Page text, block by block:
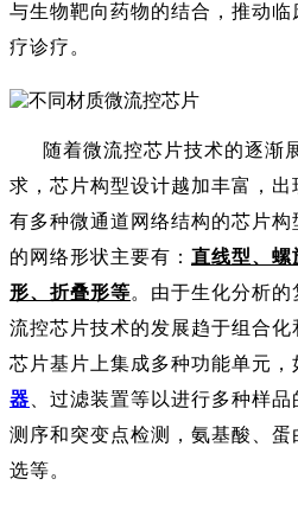
与生物靶向药物的结合，推动
疗诊疗。
随着微流控芯片技术的逐渐
求，芯片构型设计越加丰富，
有多种微通道网络结构的芯片构
的网络形状主要有： 直线型、螺
形、折叠形等。由于生化分析
流控芯片技术的发展趋于组合
芯片基片上集成多种功能单元，
器 、过滤装置等以进行多种样
测序和突变点检测，氨基酸、
选等。